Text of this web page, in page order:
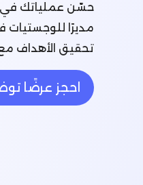
مديرًا للوجستيات
تحقيق الأهداف
احجز عرضًا